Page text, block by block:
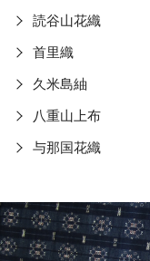
読谷山花織
首里織
久米島紬
八重山上布
与那国花織